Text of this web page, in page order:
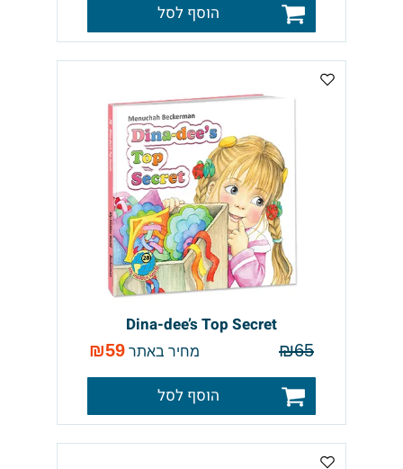
הוסף לסל
Dina-dee’s Top Secret
₪65 מחיר באתר ₪59
הוסף לסל